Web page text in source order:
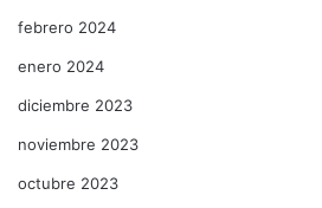
febrero 2024
enero 2024
diciembre 2023
noviembre 2023
octubre 2023